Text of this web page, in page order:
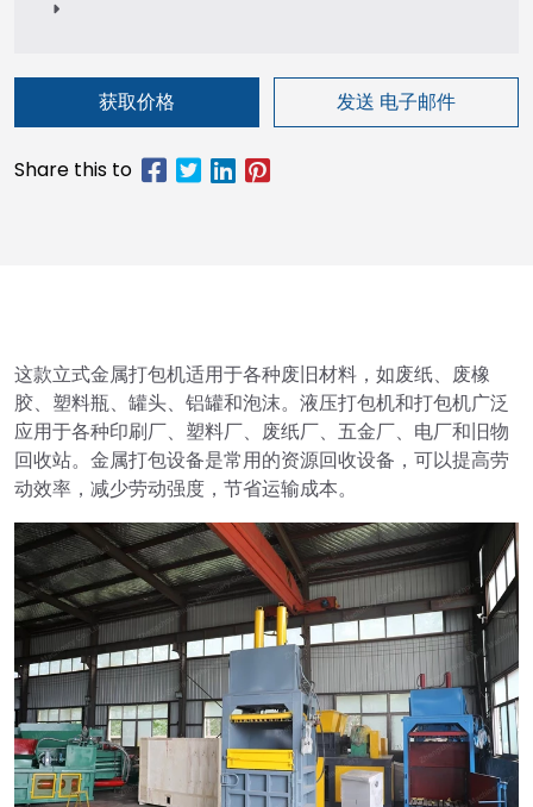
获取价格 发送 电子邮件
这款立式金属打包机适用于各种废旧材料，如废纸、废橡
胶、塑料瓶、罐头、铝罐和泡沫。液压打包机和打包机广泛
应用于各种印刷厂、塑料厂、废纸厂、五金厂、电厂和旧物
回收站。金属打包设备是常用的资源回收设备，可以提高劳
动效率，减少劳动强度，节省运输成本。